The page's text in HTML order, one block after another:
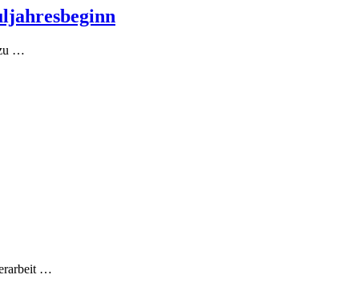
…
…